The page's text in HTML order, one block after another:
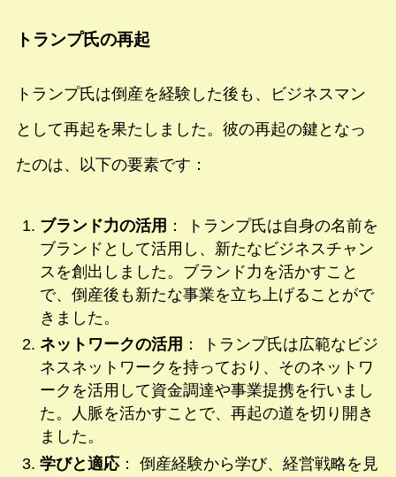
トランプ氏の再起
トランプ氏は倒産を経験した後も、ビジネスマン
として再起を果たしました。彼の再起の鍵となっ
たのは、以下の要素です：
ブランド力の活用 ： トランプ氏は自身の名前を
ブランドとして活用し、新たなビジネスチャン
スを創出しました。ブランド力を活かすこと
で、倒産後も新たな事業を立ち上げることがで
きました。
ネットワークの活用 ： トランプ氏は広範なビジ
ネスネットワークを持っており、そのネットワ
ークを活用して資金調達や事業提携を行いまし
た。人脈を活かすことで、再起の道を切り開き
ました。
学びと適応： 倒産経験から学び、経営戦略を見